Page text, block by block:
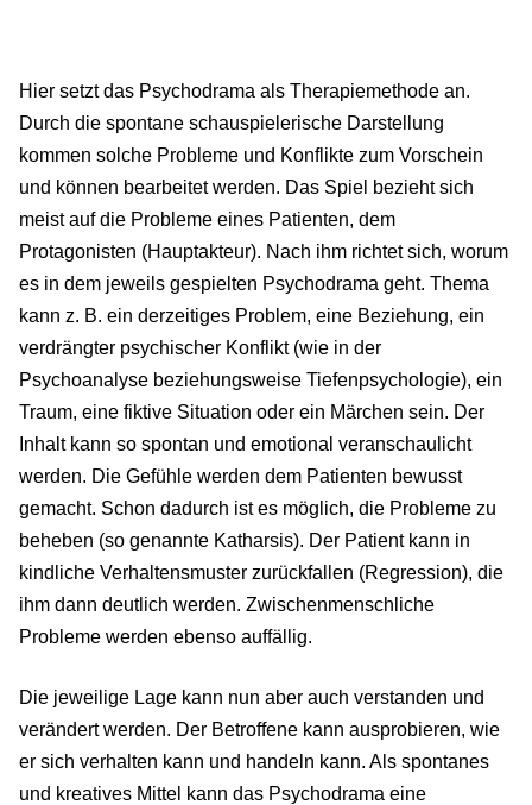
Hier setzt das Psychodrama als Therapiemethode an.
Durch die spontane schauspielerische Darstellung
kommen solche Probleme und Konflikte zum Vorschein
und können bearbeitet werden. Das Spiel bezieht sich
meist auf die Probleme eines Patienten, dem
Protagonisten (Hauptakteur). Nach ihm richtet sich, worum
es in dem jeweils gespielten Psychodrama geht. Thema
kann z. B. ein derzeitiges Problem, eine Beziehung, ein
verdrängter psychischer Konflikt (wie in der
Psychoanalyse beziehungsweise Tiefenpsychologie), ein
Traum, eine fiktive Situation oder ein Märchen sein. Der
Inhalt kann so spontan und emotional veranschaulicht
werden. Die Gefühle werden dem Patienten bewusst
gemacht. Schon dadurch ist es möglich, die Probleme zu
beheben (so genannte Katharsis). Der Patient kann in
kindliche Verhaltensmuster zurückfallen (Regression), die
ihm dann deutlich werden. Zwischenmenschliche
Probleme werden ebenso auffällig.
Die jeweilige Lage kann nun aber auch verstanden und
verändert werden. Der Betroffene kann ausprobieren, wie
er sich verhalten kann und handeln kann. Als spontanes
und kreatives Mittel kann das Psychodrama eine